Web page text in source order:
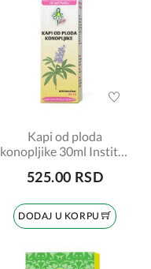
Kapi od ploda
konopljike 30ml Institut
525.00 RSD
DODAJ U KORPU